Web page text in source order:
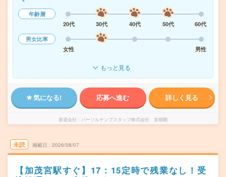
年齢層
20代
30代 40代 50代
60代
男女比率
女性
男性
もっと見る
気になる! 応募へ進む 詳しく見る
派遣会社 パーソルテンプスタッフ株式会社 首都圏
未読 掲載日 2026/08/07
【加茂宮駅すぐ】17：15定時で残業なし！受